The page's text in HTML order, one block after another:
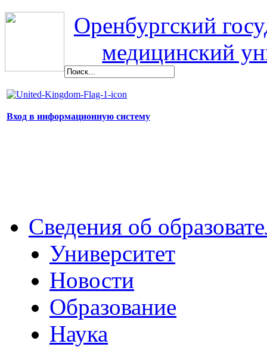
Оренбургский
медицинский
Вход в информационную систему
Сведения об
Университет
Новости
Образование
Наука